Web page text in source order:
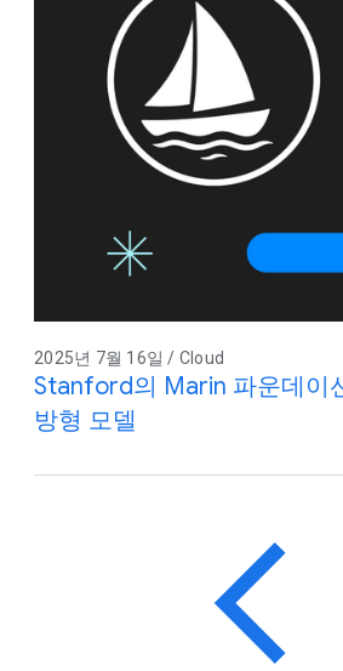
2025년 7월 16일 / Cloud
Stanford의 Marin 파운데이
방형 모델